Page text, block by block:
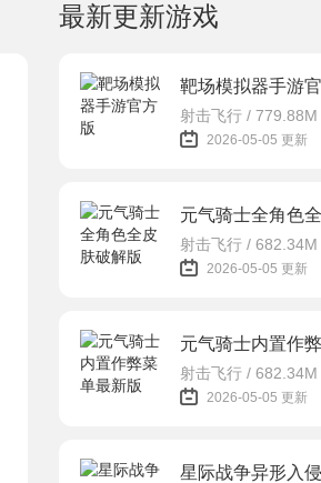
最新更新游戏
靶场模拟器手游官
射击飞行 / 779.88M
2026-05-05 更新
元气骑士全角色
射击飞行 / 682.34M
2026-05-05 更新
元气骑士内置作
射击飞行 / 682.34M
2026-05-05 更新
星际战争异形入